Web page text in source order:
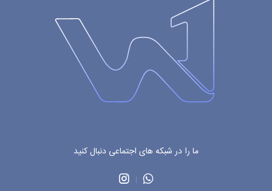
ما را در شبکه های اجتماعی دنبال کنید